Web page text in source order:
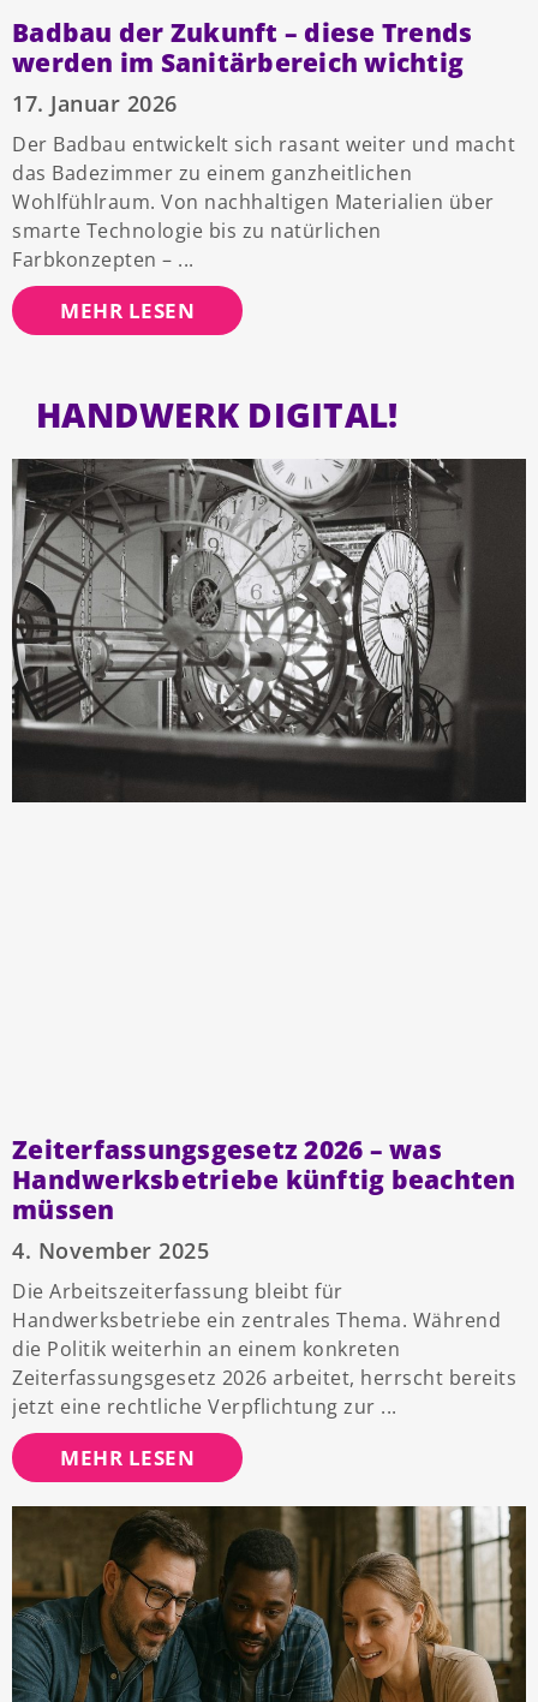
Badbau der Zukunft – diese Trends
werden im Sanitärbereich wichtig
17. Januar 2026
Der Badbau entwickelt sich rasant weiter und macht
das Badezimmer zu einem ganzheitlichen
Wohlfühlraum. Von nachhaltigen Materialien über
smarte Technologie bis zu natürlichen
Farbkonzepten –
MEHR LESEN
HANDWERK DIGITAL!
Zeiterfassungsgesetz 2026 – was
Handwerksbetriebe künftig beachten
müssen
4. November 2025
Die Arbeitszeiterfassung bleibt für
Handwerksbetriebe ein zentrales Thema. Während
die Politik weiterhin an einem konkreten
Zeiterfassungsgesetz 2026 arbeitet, herrscht bereits
jetzt eine rechtliche Verpflichtung zur
MEHR LESEN